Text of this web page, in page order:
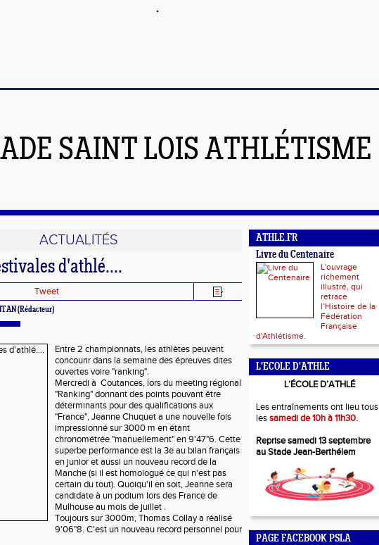
SAINT LOIS ATHLÉTISME
ACTUALITÉS
d'athlé....
Tweet
(Rédacteur)
Entre 2 championnats, les athlètes peuvent
concourir dans la semaine des épreuves dites
ouvertes voire "ranking".
Mercredi à Coutances, lors du meeting régional
"Ranking" donnant des points pouvant être
déterminants pour des qualifications aux
"France", Jeanne Chuquet a une nouvelle fois
impressionné sur 3000 m en étant
chronométrée "manuellement" en 9'47"6. Cette
superbe performance est la 3e au bilan français
en junior et aussi un nouveau record de la
Manche (si il est homologué ce qui n'est pas
certain du tout). Quoiqu'il en soit, Jeanne sera
candidate à un podium lors des France de
Mulhouse au mois de juillet .
Toujours sur 3000m, Thomas Collay a réalisé
9'06"8. C'est un nouveau record personnel pour
ATHLE.FR
Livre du Centenaire
L'ouvrage
richement
illustré, qui
retrace
l’Histoire de la
Fédération
Française
d'Athlétisme.
L'ECOLE D'ATHLE
L’ÉCOLE D’ATHLÉ
Les entraînements ont lieu tous
lessamedi de 10h à 11h30.
Reprise samedi 13 septembre
au Stade Jean-Berthélem
PAGE FACEBOOK PSLA